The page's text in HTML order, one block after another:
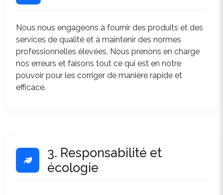
Nous nous engageons à fournir des produits et des
services de qualité et à maintenir des normes
professionnelles élevées. Nous prenons en charge
nos erreurs et faisons tout ce qui est en notre
pouvoir pour les corriger de manière rapide et
efficace.
3. Responsabilité et
écologie